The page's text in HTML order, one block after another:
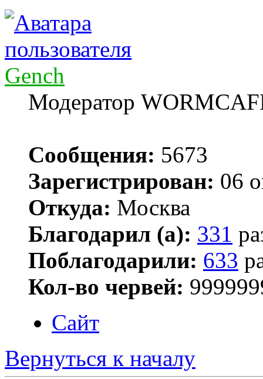
Gench
Модератор
Сообщения: 5673
Зарегистрирован: 06
Откуда: Москва
Благодарил (а): 331
Поблагодарили: 633
Кол-во червей:
Сайт
Вернуться к началу